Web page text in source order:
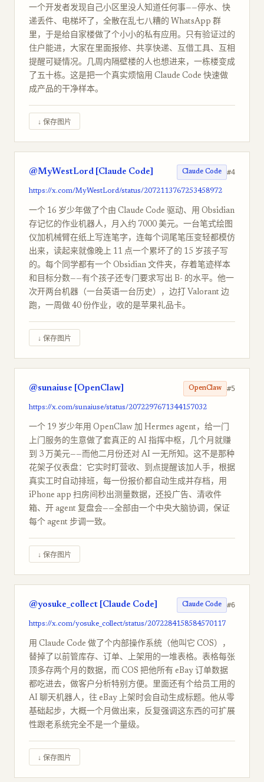
一个开发者发现自己小区里没人知道任何事——停水、快
递丢件、电梯坏了，全散在乱七八糟的 WhatsApp 群
里，于是给自家楼做了个小小的私有应用。只有验证过的
住户能进，大家在里面报修、共享快递、互借工具、互相
提醒可疑情况。几周内隔壁楼的人也想进来，一栋楼变成
了五十栋。这是把一个真实烦恼用 Claude Code 快速做
成产品的干净样本。
↓ 保存图片
@MyWestLord [Claude Code] Claude Code #4
https://x.com/MyWestLord/status/2072113767253458972
一个 16 岁少年做了个由 Claude Code 驱动、用 Obsidian
存记忆的作业机器人，月入约 7000 美元。一台笔式绘图
仪加机械臂在纸上写连笔字，连每个词尾笔压变轻都模仿
出来，读起来就像晚上 11 点一个累坏了的 15 岁孩子写
的。每个同学都有一个 Obsidian 文件夹，存着笔迹样本
和目标分数——有个孩子还专门要求写出 B- 的水平。他一
次开两台机器（一台英语一台历史），边打 Valorant 边
跑，一周做 40 份作业，收的是苹果礼品卡。
↓ 保存图片
@sunaiuse [OpenClaw] OpenClaw #5
https://x.com/sunaiuse/status/2072297671344157032
一个 19 岁少年用 OpenClaw 加 Hermes agent，给一门
上门服务的生意做了套真正的 AI 指挥中枢，几个月就赚
到 3 万美元——而他二月份还对 AI 一无所知。这不是那种
花架子仪表盘：它实时盯营收、到点提醒该加人手，根据
真实工时自动排班，每一份报价都自动生成并存档，用
iPhone app 扫房间秒出测量数据，还投广告、清收件
箱、开 agent 复盘会——全部由一个中央大脑协调，保证
每个 agent 步调一致。
↓ 保存图片
@yosuke_collect [Claude Code] Claude Code #6
https://x.com/yosuke_collect/status/2072284158584570117
用 Claude Code 做了个内部操作系统（他叫它 COS），
替掉了以前管库存、订单、上架用的一堆表格。表格每张
顶多存两个月的数据，而 COS 把他所有 eBay 订单数据
都吃进去，做客户分析特别方便。里面还有个给员工用的
AI 聊天机器人，往 eBay 上架时会自动生成标题。他从零
基础起步，大概一个月做出来，反复强调这东西的可扩展
性跟老系统完全不是一个量级。
↓ 保存图片